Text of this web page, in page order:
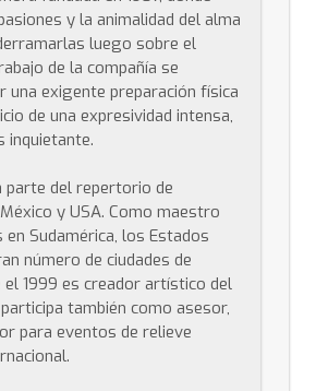
y la animalidad del alma
luego sobre el
de la compañía se
una exigente preparación física
de una expresividad intensa,
inquietante.
parte del repertorio de
y USA. Como maestro
Sudamérica, los Estados
número de ciudades de
el 1999 es creador artístico del
también como asesor,
para eventos de relieve